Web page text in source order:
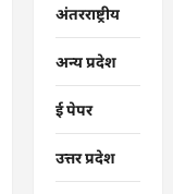
अंतरराष्ट्रीय
अन्य प्रदेश
ई पेपर
उत्तर प्रदेश